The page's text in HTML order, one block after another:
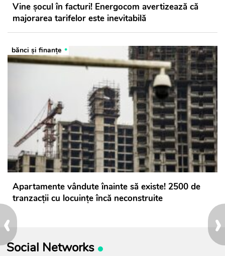
›
‹
Vine șocul în facturi! Energocom avertizează că
majorarea tarifelor este inevitabilă
bănci şi finanţe
Apartamente vândute înainte să existe! 2500 de
tranzacții cu locuințe încă neconstruite
Social Networks